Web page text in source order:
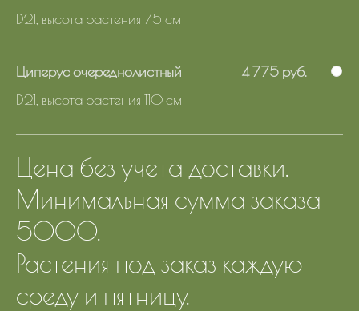
D21, высота растения 75 см
Циперус очереднолистный
D21, высота растения 110 см
4 775 руб.
Цена без учета доставки.
Минимальная сумма заказа
5000.
Растения под заказ каждую
среду и пятницу.